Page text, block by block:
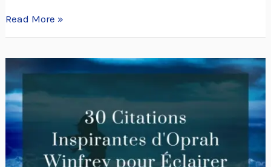
Read More »
Inspirantes
d’Oprah
Éclairer